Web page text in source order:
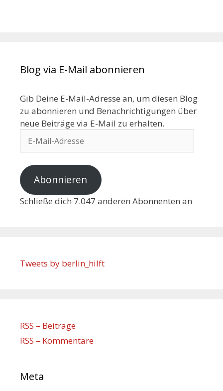
Blog via E-Mail abonnieren
Gib Deine E-Mail-Adresse an, um diesen Blog
zu abonnieren und Benachrichtigungen über
neue Beiträge via E-Mail zu erhalten.
Abonnieren
Schließe dich 7.047 anderen Abonnenten an
Tweets by berlin_hilft
RSS – Beiträge
RSS – Kommentare
Meta